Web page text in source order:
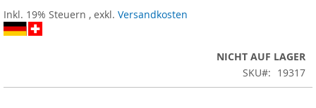
Inkl. 19% Steuern , exkl. Versandkosten
NICHT AUF LAGER
SKU
19317